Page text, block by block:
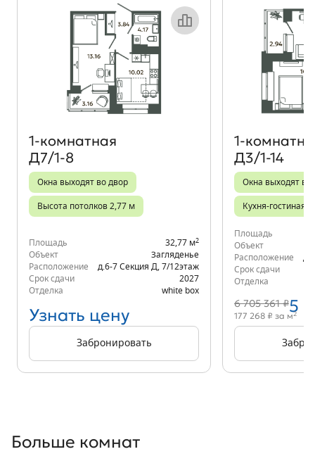
Объект месяца
1‑комнатная
Д7/1-8
Окна выходят во двор
Высота потолков 2,77 м
Площадь 32,77 м2
Объект
Загляденье
Расположение
д.6-7 Секция Д 7/12этаж
Срок сдачи
2027
Отделка
white box
Узнать цену
Забронировать
Д3/1-14
Окна выходят во
Кухня-гостиная
Площадь
Объект
Расположение
Срок сдачи
Отделка
6 705 361 ₽5
177 268 ₽ за м2
Больше комнат